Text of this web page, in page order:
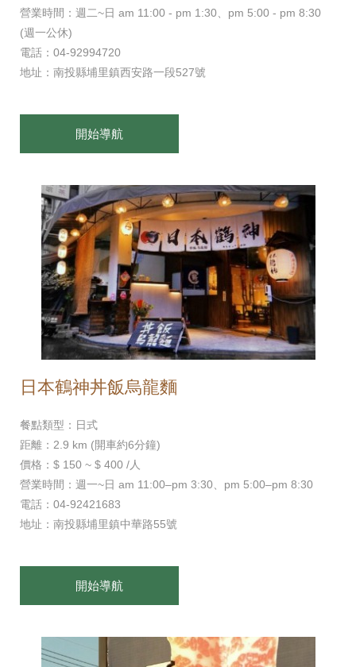
營業時間：週二~日 am 11:00 - pm 1:30、pm 5:00 - pm 8:30
(週一公休)
電話：04-92994720
地址：南投縣埔里鎮西安路一段527號
開始導航
日本鶴神丼飯烏龍麵
餐點類型：日式
距離：2.9 km (開車約6分鐘)
價格：$ 150 ~ $ 400 /人
營業時間：週一~日 am 11:00–pm 3:30、pm 5:00–pm 8:30
電話：04-92421683
地址：南投縣埔里鎮中華路55號
開始導航